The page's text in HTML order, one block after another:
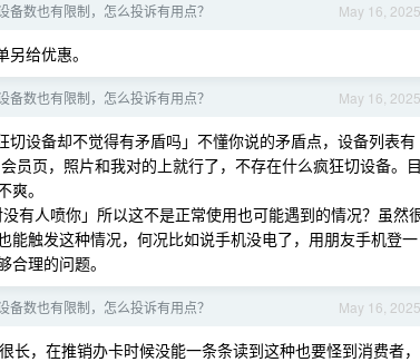
May 16, 2025
备数也有限制，怎么投诉有用点？
给优惠。
May 16, 2025
备数也有限制，怎么投诉有用点？
设备却不觉得有矛盾吗」不懂你说的矛盾点，设备列表有
员页，照片和我对的上就行了，不存在什么疯狂切设备。目
。
有人喷你」所以这不是正常使用也可能遇到的情况？虽然
触发这种情况，何况比如说手机没电了，用朋友手机登一
理的问题。
May 16, 2025
备数也有限制，怎么投诉有用点？
，在推销办卡时候没能一条条读到这种也要怪到消费者，